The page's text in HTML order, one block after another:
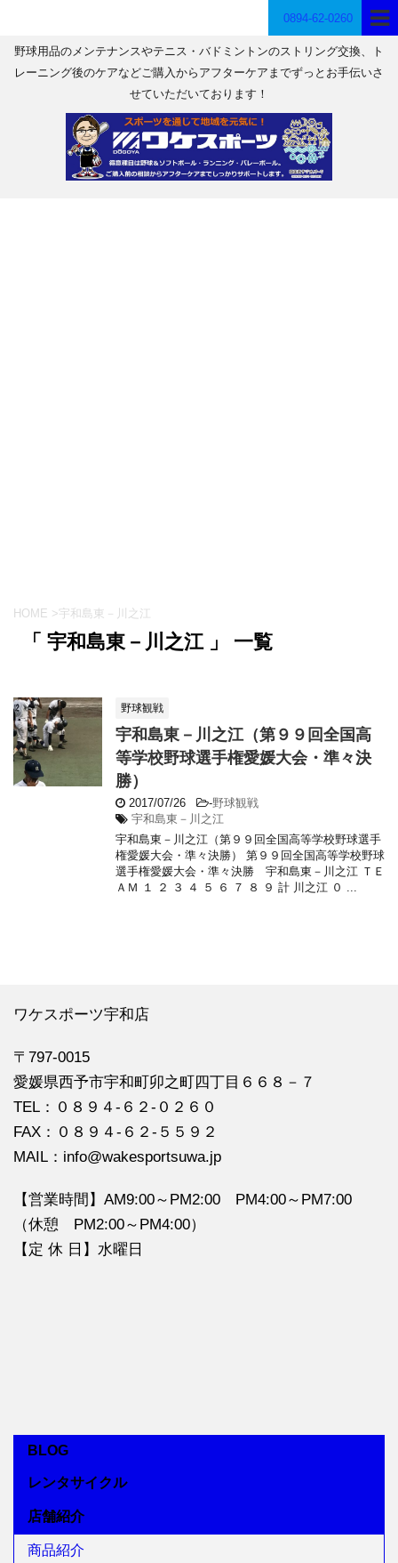
0894-62-0260
野球用品のメンテナンスやテニス・バドミントンのストリング交換、ト
レーニング後のケアなどご購入からアフターケアまでずっとお手伝いさ
せていただいております！
HOME > 宇和島東－川之江
「 宇和島東－川之江 」 一覧
野球観戦
宇和島東－川之江（第９９回全国高
等学校野球選手権愛媛大会・準々決
勝）
2017/07/26 -野球観戦
宇和島東－川之江
宇和島東－川之江（第９９回全国高等学校野球選手
権愛媛大会・準々決勝） 第９９回全国高等学校野球
選手権愛媛大会・準々決勝 宇和島東－川之江 ＴＥ
ＡＭ １ ２ ３ ４ ５ ６ ７ ８ ９ 計 川之江 ０ ...
ワケスポーツ宇和店
〒797-0015
愛媛県西予市宇和町卯之町四丁目６６８－７
TEL：０８９４‐６２‐０２６０
FAX：０８９４‐６２‐５５９２
MAIL：info@wakesportsuwa.jp
【営業時間】AM9:00～PM2:00 PM4:00～PM7:00
（休憩 PM2:00～PM4:00）
【定 休 日】水曜日
BLOG
レンタサイクル
店舗紹介
商品紹介